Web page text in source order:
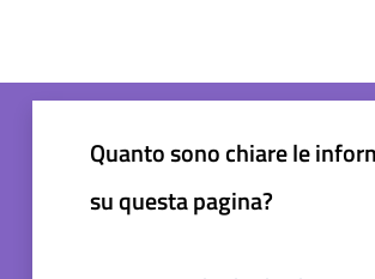
Quanto sono chiare le
su questa pagina?